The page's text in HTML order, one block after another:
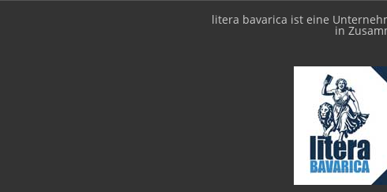
litera bavarica ist eine
in